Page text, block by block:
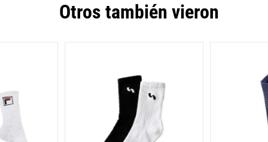
Otros también vieron